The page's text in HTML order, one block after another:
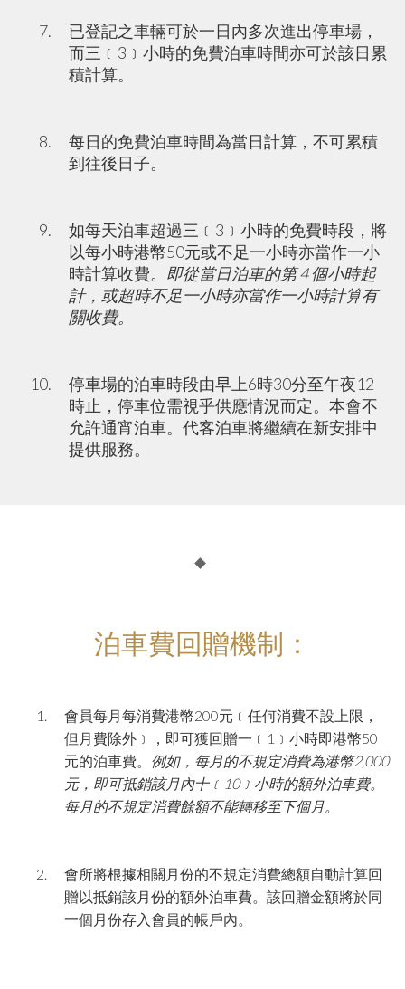
已登記之車輛可於一日內多次進出停車場，
而三﹝3﹞小時的免費泊車時間亦可於該日累
積計算。
每日的免費泊車時間為當日計算，不可累積
到往後日子。
如每天泊車超過三﹝3﹞小時的免費時段，將
以每小時港幣50元或不足一小時亦當作一小
時計算收費。 即從當日泊車的第4個小時起
計，或超時不足一小時亦當作一小時計算有
關收費。
停車場的泊車時段由早上6時30分至午夜12
時止，停車位需視乎供應情況而定。本會不
允許通宵泊車。代客泊車將繼續在新安排中
提供服務。
泊車費回贈機制：
會員每月每消費港幣200元﹝任何消費不設上限，
但月費除外﹞，即可獲回贈一﹝1﹞小時即港幣50
元的泊車費。 例如，每月的不規定消費為港幣2,000
元，即可抵銷該月內十﹝ 10﹞小時的額外泊車費。
每月的不規定消費餘額不能轉移至下個月。
會所將根據相關月份的不規定消費總額自動計算回
贈以抵銷該月份的額外泊車費。該回贈金額將於同
一個月份存入會員的帳戶內。